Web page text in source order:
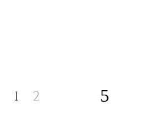
1 2